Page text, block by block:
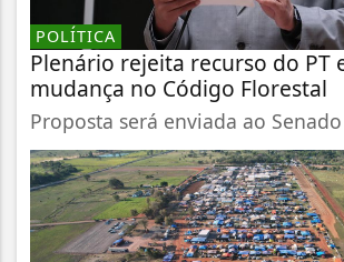
POLÍTICA
Plenário rejeita recurso do PT
mudança no Código Florestal
Proposta será enviada ao